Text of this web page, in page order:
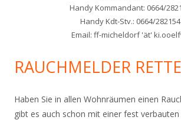
Handy Kommandant: 0664/
Handy Kdt-Stv.: 0664/
Email: ff-micheldorf 'ät'
RAUCHMELDER
Haben Sie in allen Wohnräumen einen
gibt es auch schon mit einer fest